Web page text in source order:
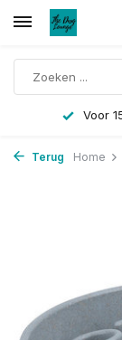
Voor
Terug Home